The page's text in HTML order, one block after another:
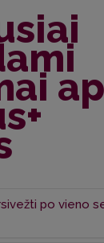
po vieno